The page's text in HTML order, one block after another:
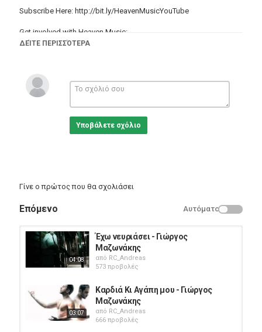
Subscribe Here: http://bit.ly/HeavenMusicYouTube
Get involved with Heaven Music:
♫Website:http://www.heavenmusic.gr
♫Twitter:
Κατηγορίες
ΔΕΊΤΕ ΠΕΡΙΣΣΌΤΕΡΑ
Υποβάλετε σχόλιο
Γίνε ο πρώτος που θα σχολιάσει
Επόμενο Αυτόματο
04:08
Έχω νευριάσει - Γιώργος
Μαζωνάκης
από RC_Andreas
573 προβολές
03:07
Καρδιά Κι Αγάπη μου - Γιώργος
Μαζωνάκης
από RC_Andreas
666 προβολές